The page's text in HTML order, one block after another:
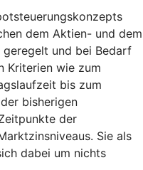
dem Aktien- und dem
und bei Bedarf
Kriterien wie zum
bis zum
bisherigen
der
Sie als
dabei um nichts